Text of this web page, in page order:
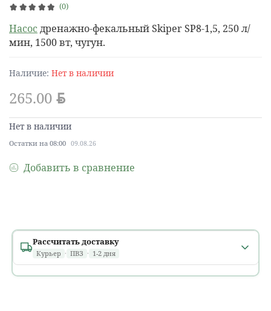
(0)
265.00 BYN
Наличие: Нет в наличии
Нет в наличии
Остатки на 08:00 09.08.26
Добавить в сравнение
Насосдренажно-фекальный Skiper SP8-1,5, 250 л/
мин, 1500 вт, чугун.
Рассчитать доставку
Курьер · ПВЗ · 1-2 дня
Минск и областные города